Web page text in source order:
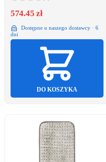
574.45 zł
Dostępne u naszego dostawcy · 6
dni
DO KOSZYKA